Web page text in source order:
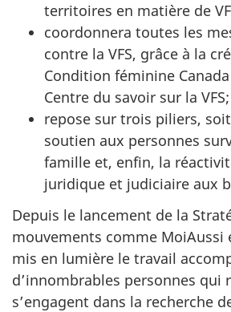
territoires en matière de
coordonnera toutes les
contre la VFS, grâce à la
Condition féminine Canada
Centre du savoir sur la VFS;
repose sur trois piliers,
soutien aux personnes
famille et, enfin, la
juridique et judiciaire aux
Depuis le lancement de la
mouvements comme MoiAussi
mis en lumière le travail
d’innombrables personnes qui
s’engagent dans la recherche